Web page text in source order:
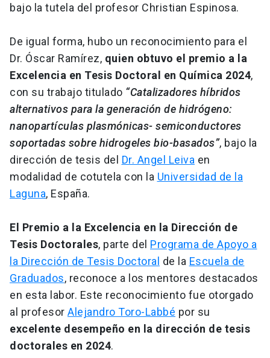
bajo la tutela del profesor Christian Espinosa.
De igual forma, hubo un reconocimiento para el
Dr. Óscar Ramírez, quien obtuvo el premio a la
Excelencia en Tesis Doctoral en Química 2024,
con su trabajo titulado “Catalizadores híbridos
alternativos para la generación de hidrógeno:
nanopartículas plasmónicas- semiconductores
soportadas sobre hidrogeles bio-basados”, bajo la
dirección de tesis del Dr. Angel Leiva en
modalidad de cotutela con la Universidad de la
Laguna, España.
El Premio a la Excelencia en la Dirección de
Tesis Doctorales, parte del Programa de Apoyo a
la Dirección de Tesis Doctoral de la Escuela de
Graduados, reconoce a los mentores destacados
en esta labor. Este reconocimiento fue otorgado
al profesor Alejandro Toro-Labbé por su
excelente desempeño en la dirección de tesis
doctorales en 2024.